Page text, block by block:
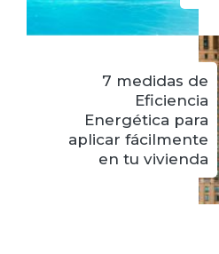
7 medidas de
Eficiencia
Energética para
aplicar fácilmente
en tu vivienda